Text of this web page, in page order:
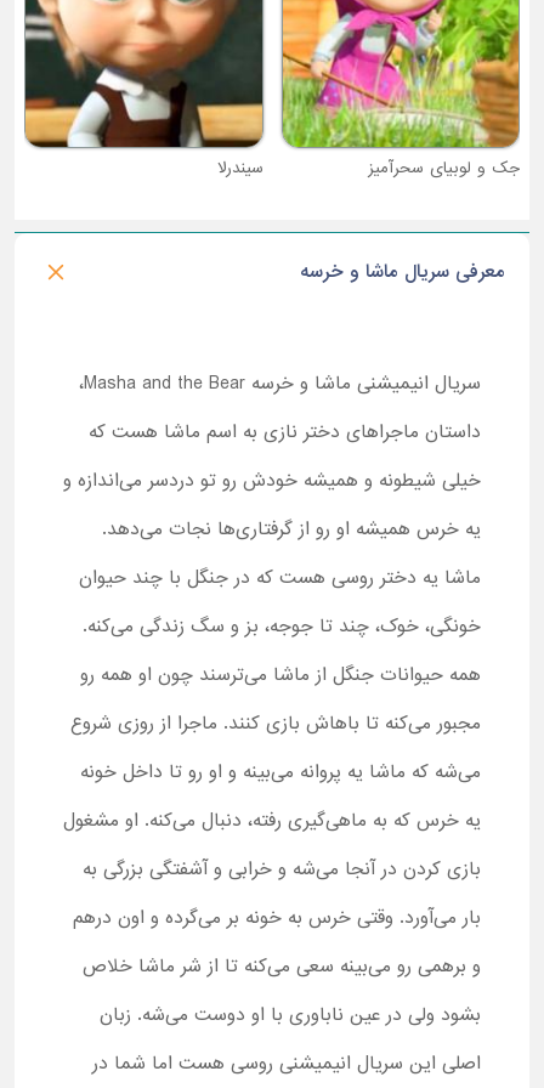
سیندرلا
معرفی سریال ماشا و خرسه
سریال انیمیشنی ماشا و خرسه Masha and the Bear،
داستان ماجرا‌های دختر نازی به اسم ماشا هست که
خیلی شیطونه و همیشه خودش رو تو دردسر می‌اندازه و
یه خرس همیشه او رو از گرفتاری‌ها نجات می‌دهد.
ماشا یه دختر روسی هست که در جنگل با چند حیوان
خونگی، خوک، چند تا جوجه، بز و سگ زندگی می‌کنه.
همه حیوانات جنگل از ماشا می‌ترسند چون او همه رو
مجبور می‌کنه تا باهاش بازی کنند. ماجرا از روزی شروع
می‌شه که ماشا یه پروانه می‌بینه و او رو تا داخل خونه
یه خرس که به ماهی‌گیری رفته، دنبال می‌کنه. او مشغول
بازی کردن در آنجا می‌شه و خرابی و آشفتگی بزرگی به
بار می‌آورد. وقتی خرس به خونه بر می‌گرده و اون درهم
و برهمی رو می‌بینه سعی می‌کنه تا از شر ماشا خلاص
بشود ولی در عین ناباوری با او دوست می‌شه. زبان
اصلی این سریال انیمیشنی روسی هست اما شما در